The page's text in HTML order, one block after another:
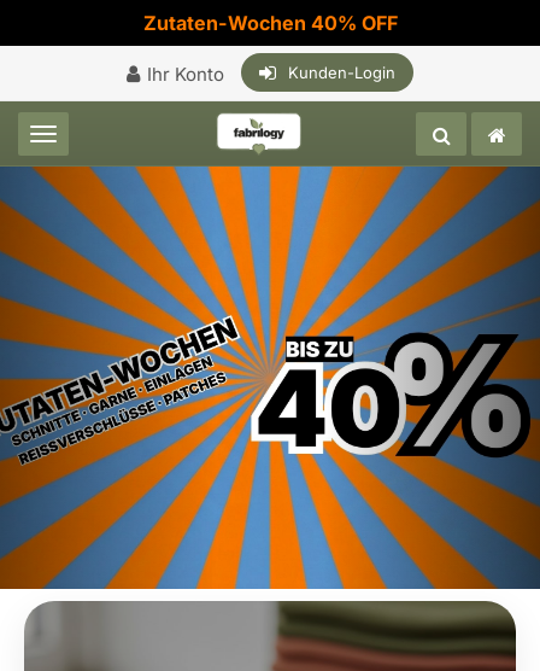
Zutaten-Wochen 40% OFF
Ihr Konto Kunden-Login
Toggle navigation